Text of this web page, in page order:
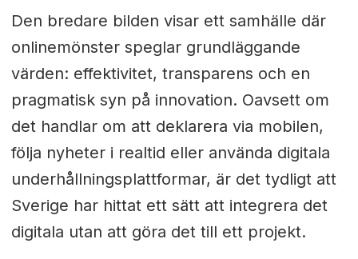
Den bredare bilden visar ett samhälle där
onlinemönster speglar grundläggande
värden: effektivitet, transparens och en
pragmatisk syn på innovation. Oavsett om
det handlar om att deklarera via mobilen,
följa nyheter i realtid eller använda digitala
underhållningsplattformar, är det tydligt att
Sverige har hittat ett sätt att integrera det
digitala utan att göra det till ett projekt.